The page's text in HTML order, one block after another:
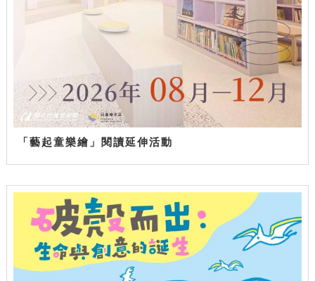
「藝起童樂繪」閱讀延伸活動